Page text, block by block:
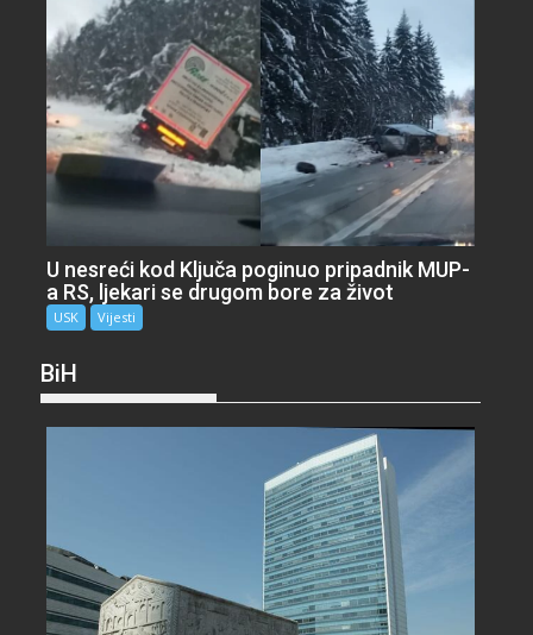
U nesreći kod Ključa poginuo pripadnik MUP-
a RS, ljekari se drugom bore za život
USK Vijesti
BiH